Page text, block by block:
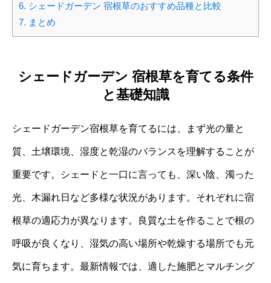
6. シェードガーデン 宿根草のおすすめ品種と比較
7. まとめ
シェードガーデン 宿根草を育てる条件
と基礎知識
シェードガーデン宿根草を育てるには、まず光の量と
質、土壌環境、湿度と乾湿のバランスを理解することが
重要です。シェードと一口に言っても、深い陰、濁った
光、木漏れ日など多様な状況があります。それぞれに宿
根草の適応力が異なります。良質な土を作ることで根の
呼吸が良くなり、湿気の高い場所や乾燥する場所でも元
気に育ちます。最新情報では、適した施肥とマルチング